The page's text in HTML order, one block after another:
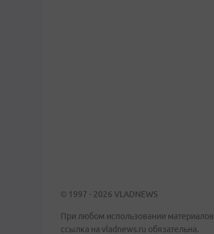
© 1997 - 2026 VLADNEWS
При любом использовании материалов
ссылка на vladnews.ru обязательна.